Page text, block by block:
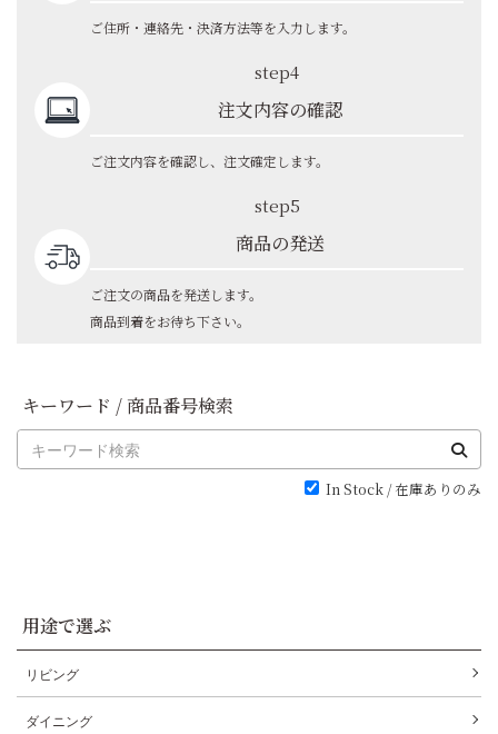
ご住所・連絡先・決済方法等を入力します。
step4
注文内容の確認
ご注文内容を確認し、注文確定します。
step5
商品の発送
ご注文の商品を発送します。
商品到着をお待ち下さい。
キーワード / 商品番号検索
In Stock / 在庫ありのみ
用途で選ぶ
リビング
ダイニング